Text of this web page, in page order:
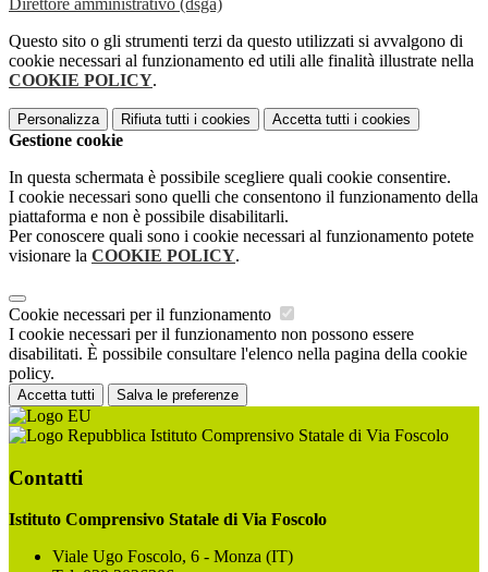
Questo sito o gli strumenti terzi da questo utilizzati si avvalgono di
cookie necessari al funzionamento ed utili alle finalità illustrate nella
COOKIE POLICY.
Personalizza Rifiuta tutti i cookies Accetta tutti i cookies
Gestione cookie
In questa schermata è possibile scegliere quali cookie consentire.
I cookie necessari sono quelli che consentono il funzionamento della
piattaforma e non è possibile disabilitarli.
Per conoscere quali sono i cookie necessari al funzionamento potete
visionare la COOKIE POLICY.
Cookie necessari per il funzionamento
I cookie necessari per il funzionamento non possono essere
disabilitati. È possibile consultare l'elenco nella pagina della cookie
policy.
Accetta tutti Salva le preferenze
Istituto Comprensivo Statale di Via Foscolo
Contatti
Istituto Comprensivo Statale di Via Foscolo
Viale Ugo Foscolo, 6 - Monza (IT)